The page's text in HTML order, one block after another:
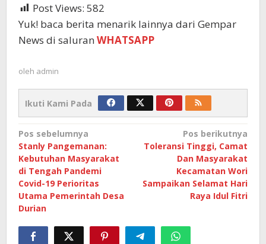
Post Views: 582
Yuk! baca berita menarik lainnya dari Gempar
News di saluran WHATSAPP
oleh admin
Ikuti Kami Pada
Navigasi
pos
Pos sebelumnya
Stanly Pangemanan:
Kebutuhan Masyarakat
di Tengah Pandemi
Covid-19 Perioritas
Utama Pemerintah Desa
Durian
Pos berikutnya
Toleransi Tinggi, Camat
Dan Masyarakat
Kecamatan Wori
Sampaikan Selamat Hari
Raya Idul Fitri